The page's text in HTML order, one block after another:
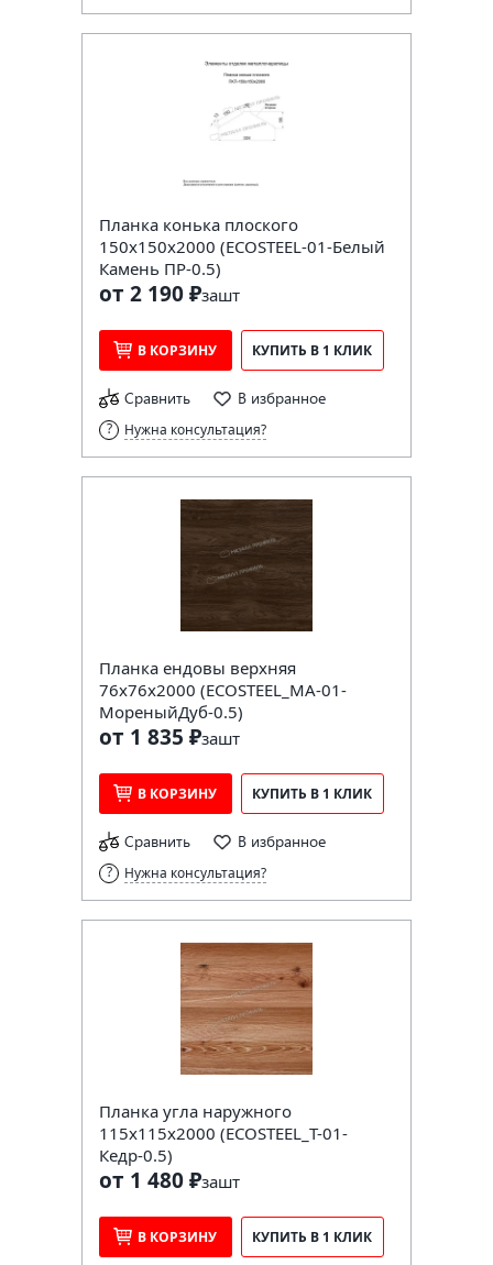
Планка конька плоского
150х150х2000 (ECOSTEEL-01-Белый
Камень ПР-0.5)
от 2 190 ₽зашт
В КОРЗИНУ КУПИТЬ В 1 КЛИК
Сравнить В избранное
Нужна консультация?
Планка ендовы верхняя
76х76х2000 (ECOSTEEL_MA-01-
МореныйДуб-0.5)
от 1 835 ₽зашт
В КОРЗИНУ КУПИТЬ В 1 КЛИК
Сравнить В избранное
Нужна консультация?
Планка угла наружного
115х115х2000 (ECOSTEEL_T-01-
Кедр-0.5)
от 1 480 ₽зашт
В КОРЗИНУ КУПИТЬ В 1 КЛИК